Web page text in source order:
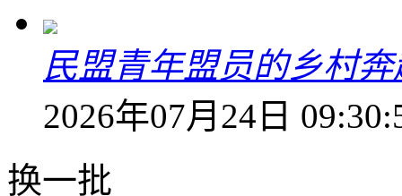
民盟青年盟员的乡村
2026年07月24日
换一批